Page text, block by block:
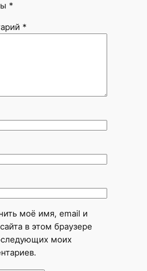
*
*
моё имя, email и
в этом браузере
моих